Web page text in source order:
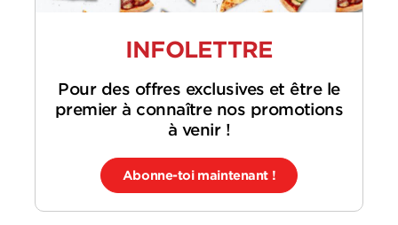
INFOLETTRE
Pour des offres exclusives et être le
premier à connaître nos promotions
à venir !
Abonne-toi maintenant !